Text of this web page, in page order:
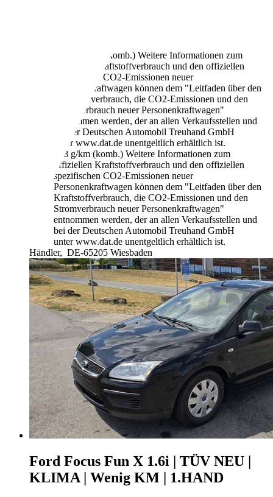
5,9 l/100 km (komb.) Weitere Informationen zum
offiziellen Kraftstoffverbrauch und den offiziellen
spezifischen CO2-Emissionen neuer
Personenkraftwagen können dem "Leitfaden über den
Kraftstoffverbrauch, die CO2-Emissionen und den
Stromverbrauch neuer Personenkraftwagen"
entnommen werden, der an allen Verkaufsstellen und
bei der Deutschen Automobil Treuhand GmbH
unter www.dat.de unentgeltlich erhältlich ist.
138 g/km (komb.) Weitere Informationen zum
offiziellen Kraftstoffverbrauch und den offiziellen
spezifischen CO2-Emissionen neuer
Personenkraftwagen können dem "Leitfaden über den
Kraftstoffverbrauch, die CO2-Emissionen und den
Stromverbrauch neuer Personenkraftwagen"
entnommen werden, der an allen Verkaufsstellen und
bei der Deutschen Automobil Treuhand GmbH
unter www.dat.de unentgeltlich erhältlich ist.
Händler, DE-65205 Wiesbaden
Ford Focus Fun X 1.6i | TÜV NEU |
KLIMA | Wenig KM | 1.HAND